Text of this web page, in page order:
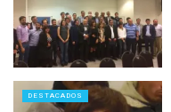
DESTACADOS